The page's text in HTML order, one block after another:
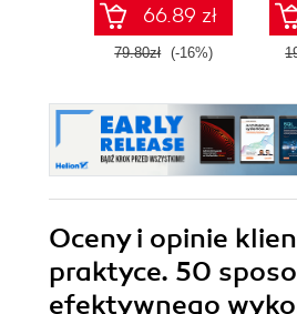
66.89 zł
79.80zł (-16%)
Oceny i opinie
praktyce. 50
efektywnego